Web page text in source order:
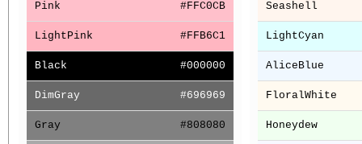
Pink #FFC0CB
LightPink #FFB6C1
Black #000000
DimGray #696969
Gray #808080
Seashell
LightCyan
AliceBlue
FloralWhite
Honeydew